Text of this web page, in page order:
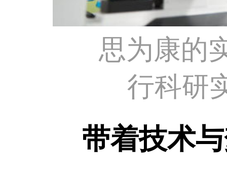
思为康的
行科研
带着技术